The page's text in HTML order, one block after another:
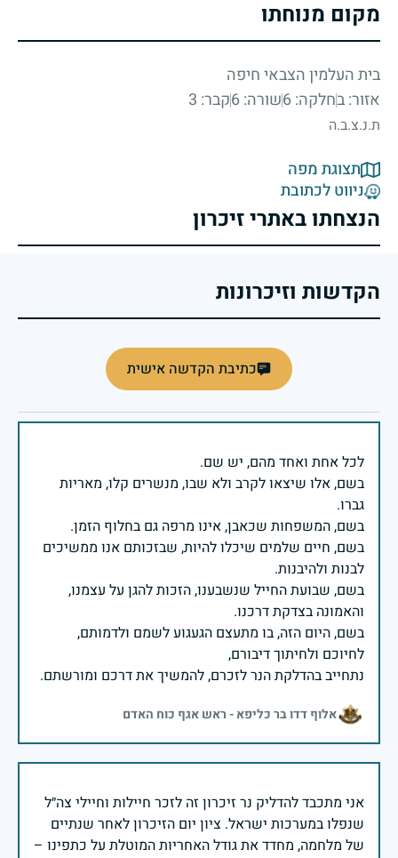
מקום מנוחתו
בית העלמין הצבאי חיפה
אזור: בחלקה: 6 שורה: 6 קבר: 3
ת.נ.צ.ב.ה
תצוגת מפה
ניווט לכתובת
הנצחתו באתרי זיכרון
הקדשות וזיכרונות
כתיבת הקדשה אישית
בשם, אלו שיצאו לקרב ולא שבו, מנשרים קלו, מאריות
בשם, חיים שלמים שיכלו להיות, שבזכותם אנו ממשיכים
בשם, שבועת החייל שנשבענו, הזכות להגן על עצמנו,
בשם, היום הזה, בו מתעצם הגעגוע לשמם ולדמותם,
נתחייב בהדלקת הנר לזכרם, להמשיך את דרכם ומורשתם.
אלוף דדו בר כליפא - ראש אגף כוח האדם
אני מתכבד להדליק נר זיכרון זה לזכר חיילות וחיילי צה״ל
שנפלו במערכות ישראל. ציון יום הזיכרון לאחר שנתיים
של מלחמה, מחדד את גודל האחריות המוטלת על כתפינו –